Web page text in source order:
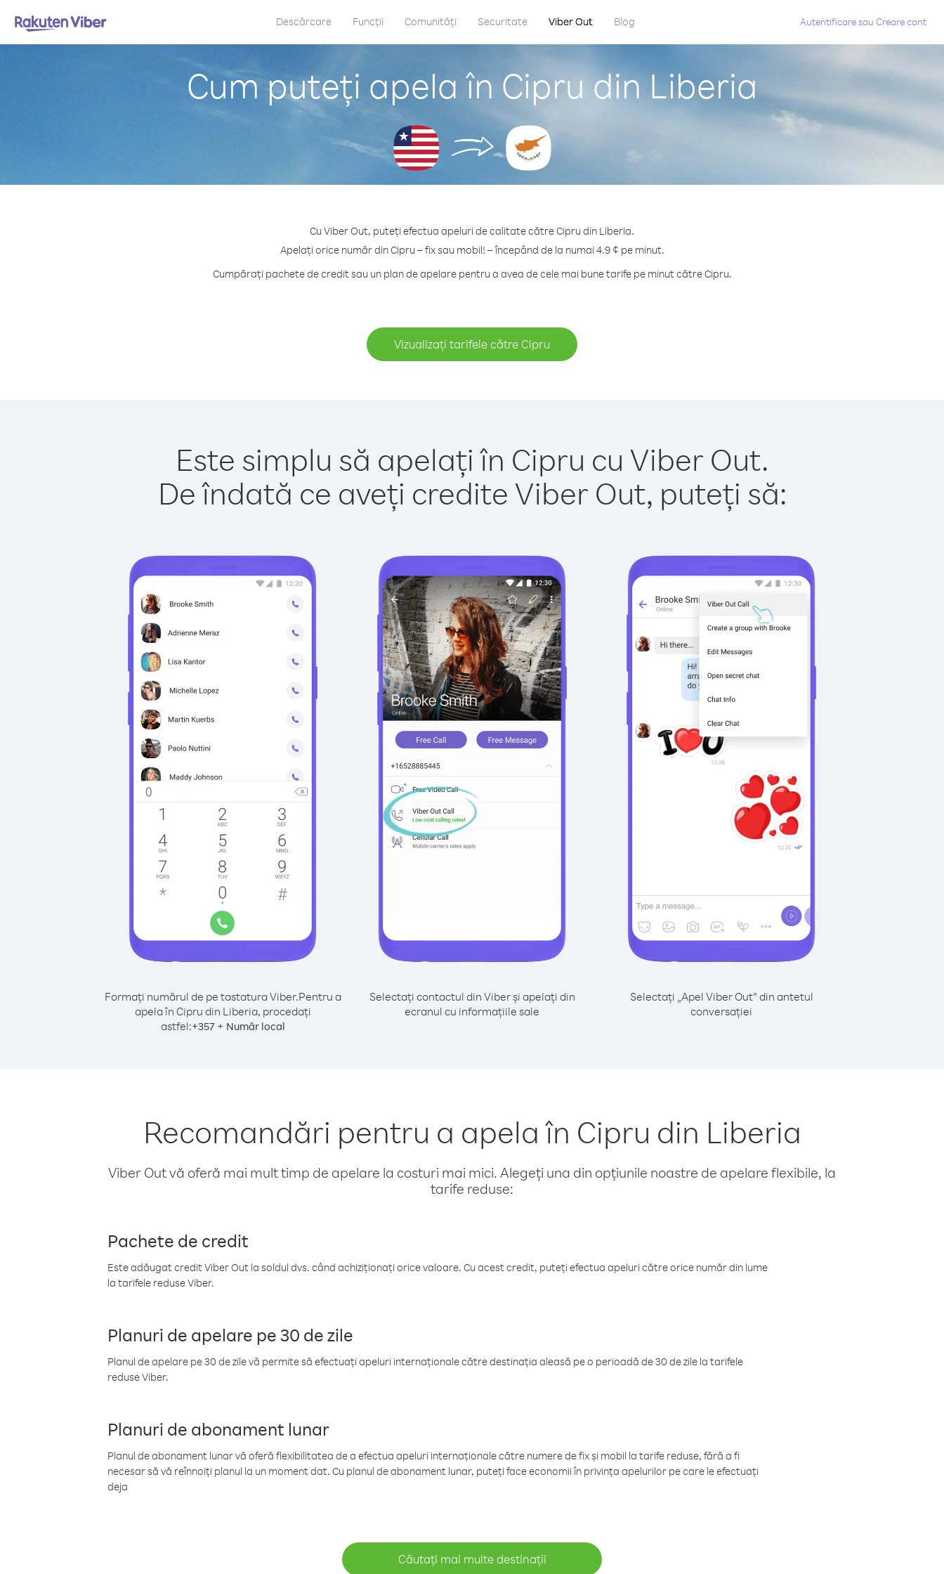
Descărcare Funcții Comunități Securitate Viber Out Blog Autentificaresau Creare cont
Cum puteți apela în Cipru din Liberia
Cu Viber Out, puteți efectua apeluri de calitate către Cipru din Liberia.
Apelați orice număr din Cipru – fix sau mobil! – începând de la numai 4.9 ¢ pe minut.
Cumpărați pachete de credit sau un plan de apelare pentru a avea de cele mai bune tarife pe minut către Cipru.
Vizualizați tarifele către Cipru
Este simplu să apelați în Cipru cu Viber Out.
De îndată ce aveți credite Viber Out, puteți să:
Formați numărul de pe tastatura Viber.Pentru a
apela în Cipru din Liberia, procedați
astfel:+357+ Număr local
Selectați contactul din Viber și apelați din
ecranul cu informațiile sale
Selectați „Apel Viber Out” din antetul
conversației
Recomandări pentru a apela în Cipru din Liberia
Viber Out vă oferă mai mult timp de apelare la costuri mai mici. Alegeți una din opțiunile noastre de apelare flexibile, la
tarife reduse:
Pachete de credit
Este adăugat credit Viber Out la soldul dvs. când achiziționați orice valoare. Cu acest credit, puteți efectua apeluri către orice număr din lume
la tarifele reduse Viber.
Planuri de apelare pe 30 de zile
Planul de apelare pe 30 de zile vă permite să efectuați apeluri internaționale către destinația aleasă pe o perioadă de 30 de zile la tarifele
reduse Viber.
Planuri de abonament lunar
Planul de abonament lunar vă oferă flexibilitatea de a efectua apeluri internaționale către numere de fix și mobil la tarife reduse, fără a fi
necesar să vă reînnoiți planul la un moment dat. Cu planul de abonament lunar, puteți face economii în privința apelurilor pe care le efectuați
deja
Căutați mai multe destinații